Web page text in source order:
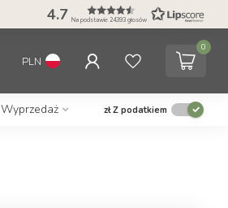
4.7 Na podstawie 24393 głosów
PLN
0
Wyprzedaż złZ podatkiem